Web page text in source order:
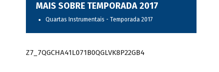
MAIS SOBRE TEMPORADA 2017
Quartas Instrumentais - Temporada 2017
Z7_7QGCHA41L071B0QGLVK8P22GB4